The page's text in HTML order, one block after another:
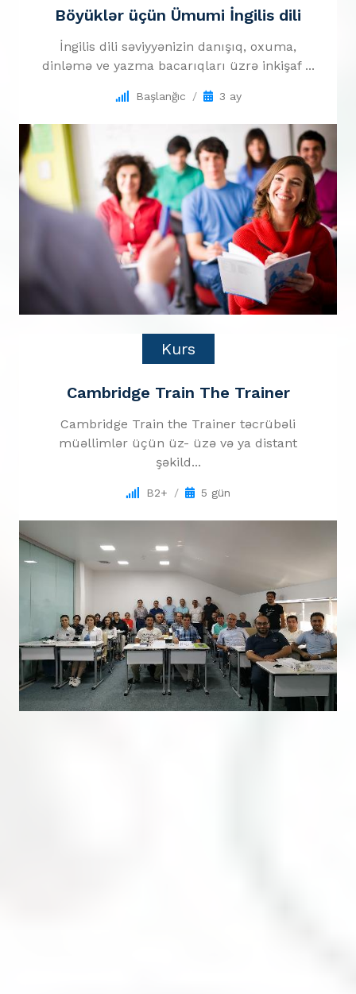
Böyüklər üçün Ümumi İngilis dili
İngilis dili səviyyənizin danışıq, oxuma,
dinləmə ve yazma bacarıqları üzrə inkişaf ...
Başlanğıc 3 ay
Kurs
Cambridge Train The Trainer
Cambridge Train the Trainer təcrübəli
müəllimlər üçün üz- üzə və ya distant
şəkild...
B2+ 5 gün